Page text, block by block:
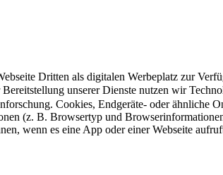
Dritten als digitalen Werbeplatz zur
Bereitstellung unserer Dienste nutzen wir
Cookies, Endgeräte- oder ähnliche
(z. B. Browsertyp und
wenn es eine App oder einer Webseite